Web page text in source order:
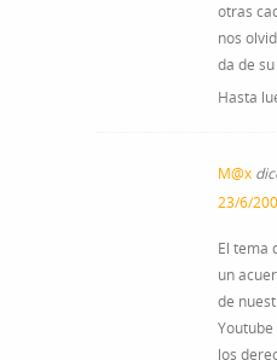
otras
nos
da de
Hasta
M@x
23/6/
El tema
un
de
los